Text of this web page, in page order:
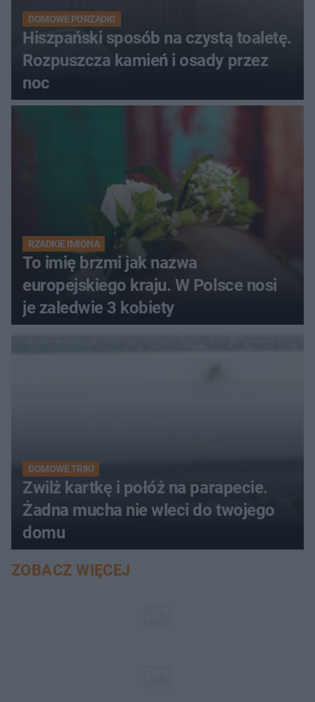
DOMOWE PORZĄDKI
Hiszpański sposób na czystą toaletę.
Rozpuszcza kamień i osady przez
noc
RZADKIE IMIONA
To imię brzmi jak nazwa
europejskiego kraju. W Polsce nosi
je zaledwie 3 kobiety
DOMOWE TRIKI
Zwilż kartkę i połóż na parapecie.
Żadna mucha nie wleci do twojego
domu
ZOBACZ WIĘCEJ